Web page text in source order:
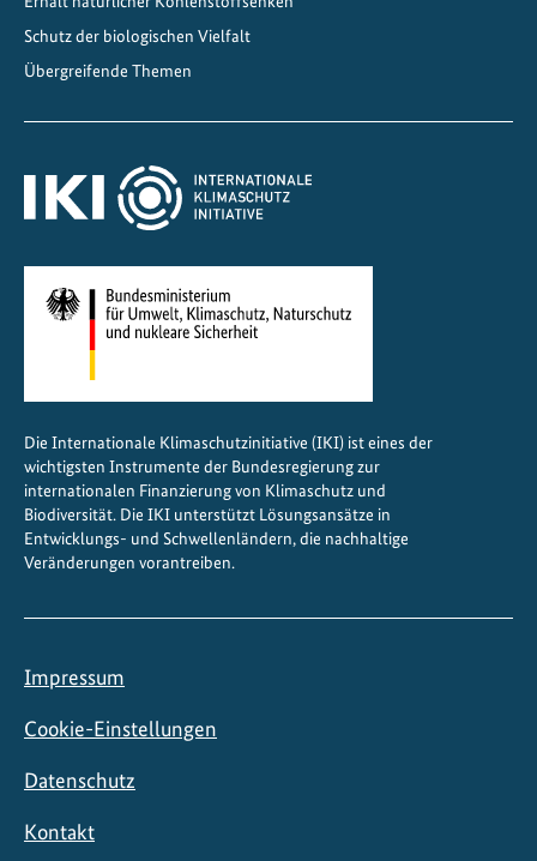
Schutz der biologischen Vielfalt
Übergreifende Themen
Die Internationale Klimaschutzinitiative (IKI) ist eines der
wichtigsten Instrumente der Bundesregierung zur
internationalen Finanzierung von Klimaschutz und
Biodiversität. Die IKI unterstützt Lösungsansätze in
Entwicklungs- und Schwellenländern, die nachhaltige
Veränderungen vorantreiben.
Impressum
Cookie-Einstellungen
Datenschutz
Kontakt